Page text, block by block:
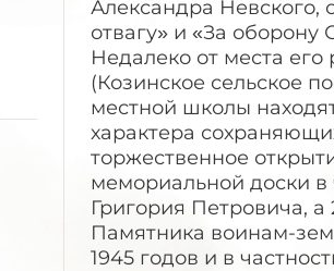
Александра Невского,
отвагу» и «За оборону
Недалеко от места
(Козинское сельское
местной школы
характера
торжественное
мемориальной доски в
Григория Петровича, а
Памятника воинам-
1945 годов и в